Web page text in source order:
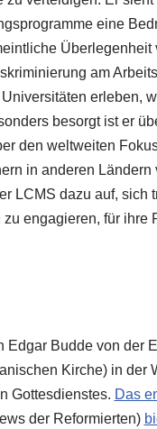
eine
Überlegenheit
am
erleben,
besorgt ist er
den weltweiten
in anderen
LCMS dazu auf, sich
engagieren, für ihre
Budde von der
Kirche) in der
Gottesdienstes. Das
der Reformierten)